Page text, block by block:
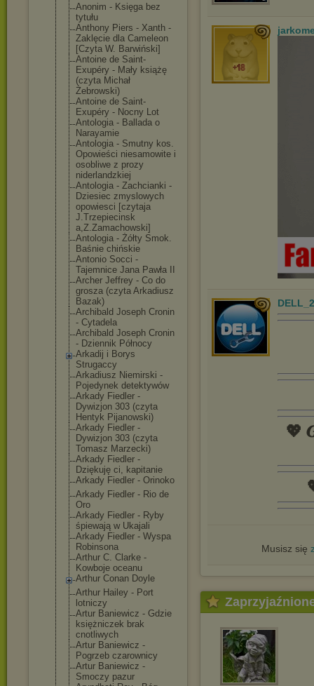
Anonim - Księga bez
tytułu
Anthony Piers - Xanth -
Zaklęcie dla Cameleon
[Czyta W. Barwiński]
Antoine de Saint-
Exupéry - Mały książę
(czyta Michał
Żebrowski)
Antoine de Saint-
Exupéry - Nocny Lot
Antologia - Ballada o
Narayamie
Antologia - Smutny kos.
Opowieści niesamowite i
osobliwe z prozy
niderlandzkiej
Antologia - Zachcianki -
Dziesiec zmyslowych
opowiesci [czytaja
J.Trzepiecinsk
a,Z.Zamachowski]
Antologia - Żółty Smok.
Baśnie chińskie
Antonio Socci -
Tajemnice Jana Pawła II
Archer Jeffrey - Co do
grosza (czyta Arkadiusz
Bazak)
Archibald Joseph Cronin
- Cytadela
Archibald Joseph Cronin
- Dziennik Północy
Arkadij i Borys
Strugaccy
Arkadiusz Niemirski -
Pojedynek detektywów
Arkady Fiedler -
Dywizjon 303 (czyta
Hentyk Pijanowski)
Arkady Fiedler -
Dywizjon 303 (czyta
Tomasz Marzecki)
Arkady Fiedler -
Dziękuję ci, kapitanie
Arkady Fiedler - Orinoko
Arkady Fiedler - Rio de
Oro
Arkady Fiedler - Ryby
śpiewają w Ukajali
Arkady Fiedler - Wyspa
Robinsona
Arthur C. Clarke -
Kowboje oceanu
Arthur Conan Doyle
Arthur Hailey - Port
lotniczy
Artur Baniewicz - Gdzie
księżniczek brak
cnotliwych
Artur Baniewicz -
Pogrzeb czarownicy
Artur Baniewicz -
Smoczy pazur
💖
Musisz się